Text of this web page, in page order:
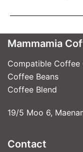
Mammamia
Compatible Coffee
Coffee Beans
Coffee Blend
19/5 Moo 6,
Contact